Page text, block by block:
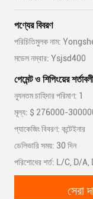
পণ্যের বিবরণ
পরিচিতিমুলক নাম:
মডেল নম্বার: Ysjsd400
পেমেন্ট ও শিপিংয়ের শর্তাবলী
ন্যূনতম চাহিদার পরিমাণ: 1
মূল্য: $ 276000-
প্যাকেজিং বিবরণ: কন্টেইনার
ডেলিভারি সময়: 30 দিন
পরিশোধের শর্ত: L/C, D/A,
সেরা